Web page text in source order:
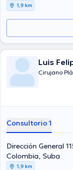
1,9 km
Luis
Cirujano
Consultorio 1
Dirección General
Colombia, Suba
1,9 km